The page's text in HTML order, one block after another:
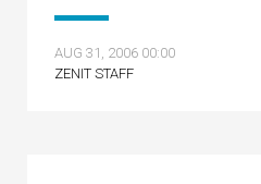
AUG 31, 2006 00:00
ZENIT STAFF